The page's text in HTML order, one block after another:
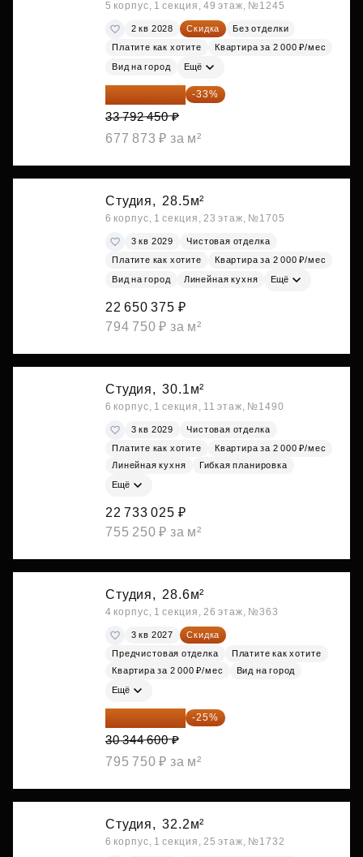
5 корпус, 1 секция, 49 этаж, №1245
2 кв 2028 Скидка
Без отделки
Платите как хотите
Квартира за 2 000 ₽/мес
Вид на город Ещё
22 640 942 ₽ -33%
33 792 450 ₽
677 873 ₽ за м²
Студия, 28.5м²
6 корпус, 1 секция, 23 этаж, №1705
3 кв 2029
Чистовая отделка
Платите как хотите
Квартира за 2 000 ₽/мес
Вид на город Линейная кухня Ещё
22 650 375 ₽
794 750 ₽ за м²
Студия, 30.1м²
6 корпус, 1 секция, 11 этаж, №1490
3 кв 2029
Чистовая отделка
Платите как хотите
Квартира за 2 000 ₽/мес
Линейная кухня
Гибкая планировка
Ещё
22 733 025 ₽
755 250 ₽ за м²
Студия, 28.6м²
4 корпус, 1 секция, 26 этаж, №363
3 кв 2027
Скидка
Предчистовая отделка
Платите как хотите
Квартира за 2 000 ₽/мес
Вид на город
Ещё
22 758 450 ₽ -25%
30 344 600 ₽
795 750 ₽ за м²
Студия, 32.2м²
6 корпус, 1 секция, 25 этаж, №1732